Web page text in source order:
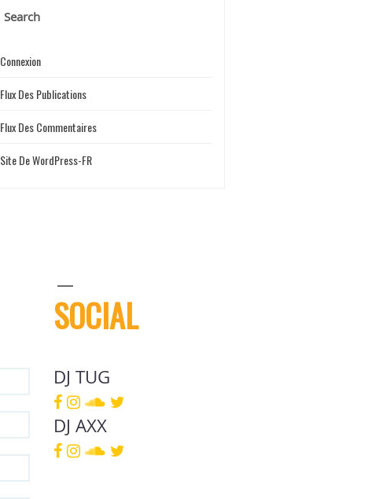
Search
Connexion
Flux Des Publications
Flux Des Commentaires
Site De WordPress-FR
SOCIAL
DJ TUG
DJ AXX